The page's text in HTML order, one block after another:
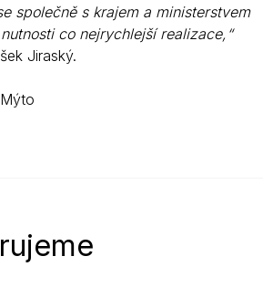
společně s krajem a ministerstvem
co nejrychlejší realizace,“
Jiraský.